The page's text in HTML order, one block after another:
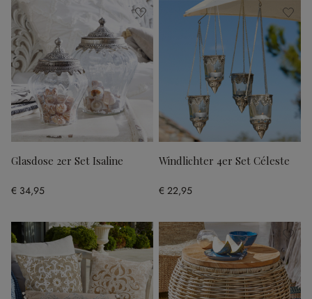
Glasdose 2er Set Isaline
€ 34,95
Windlichter 4er Set Céleste
€ 22,95